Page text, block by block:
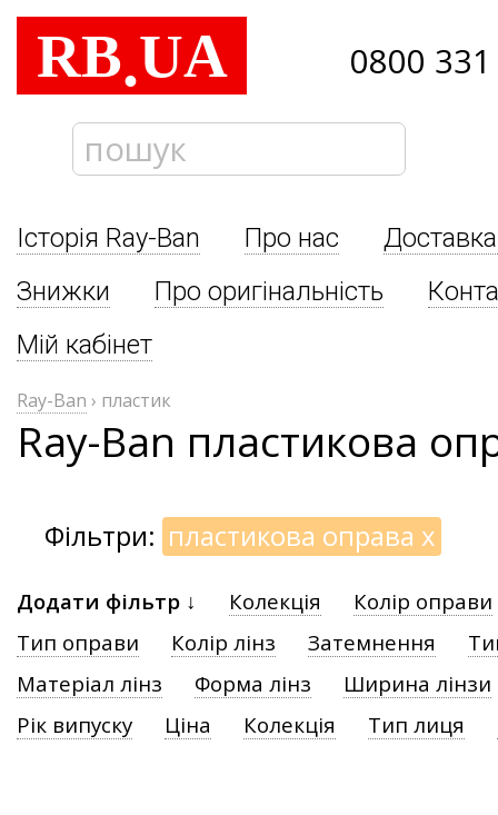
RB.UA 0800
Історія Ray-Ban Про нас
Знижки
Про оригінальність
Мій кабінет
Ray-Ban › пластик
Ray-Ban пластикова
Фільтри: пластикова оправа x
Додати фільтр ↓ Колекція
Колір оправи
Тип оправи
Колір лінз Затемнення
Матеріал лінз
Форма лінз
Ширина лінзи
Рік випуску
Ціна Колекція Тип лиця